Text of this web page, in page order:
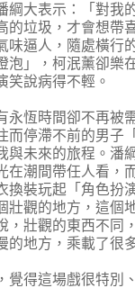
綱大表示：「對我
的垃圾，才會想帶
味逼人，隨處橫行
泡」，柯泯薰卻樂
笑說病得不輕。
永恆時間卻不再被
而停滯不前的男子
與未來的旅程。潘
在潮間帶任人看，
換裝玩起「角色扮
壯觀的地方，這個
，壯觀的東西不同
的地方，乘載了很
覺得這場戲很特別